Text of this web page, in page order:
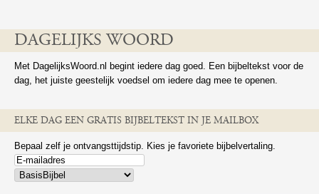
DAGELIJKS WOORD
Met DagelijksWoord.nl begint iedere dag goed. Een bijbeltekst voor de
dag, het juiste geestelijk voedsel om iedere dag mee te openen.
ELKE DAG EEN GRATIS BIJBELTEKST IN JE MAILBOX
Bepaal zelf je ontvangsttijdstip. Kies je favoriete bijbelvertaling.